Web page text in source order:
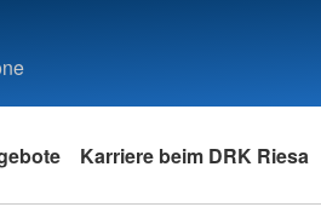
Karriere beim DRK Riesa